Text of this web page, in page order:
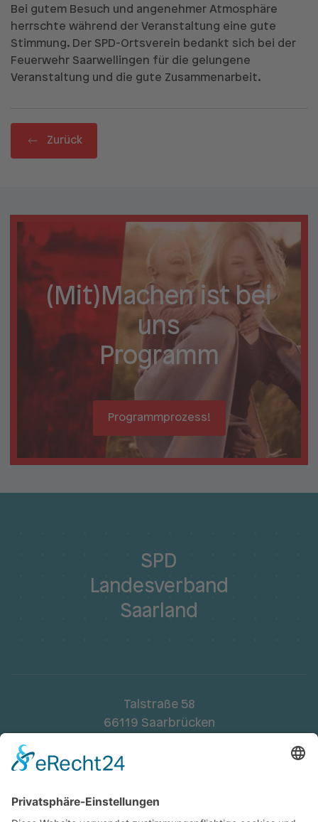
Bei gutem Besuch und angenehmer Atmosphäre
herrschte während der Veranstaltung eine gute
Stimmung. Der SPD-Ortsverein bedankt sich bei der
Feuerwehr Saarwellingen für die gelungene
Veranstaltung und die gute Zusammenarbeit.
Zurück
(Mit)Machen ist bei
uns
Programm
Programmprozess!
SPD
Landesverband
Saarland
Talstraße 58
66119 Saarbrücken
Telefon:
Fax: 068195448-48
landesverband.saar@spd.de